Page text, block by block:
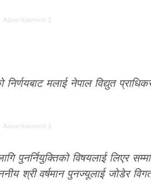
Advertisement 2
मलाई नेपाल विद्युत
Advertisement 3
पुनर्नियुक्तिको विषयलाई लिएर
श्री वर्षमान पुनज्यूलाई जोडेर